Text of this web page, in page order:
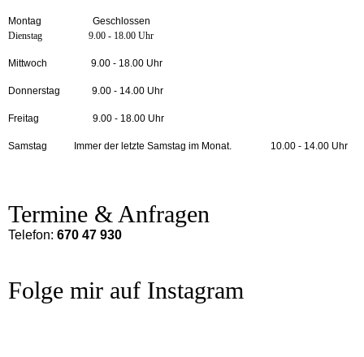
Montag Geschlossen
Dienstag 9.00 - 18.00 Uhr
Mittwoch 9.00 - 18.00 Uhr
Donnerstag 9.00 - 14.00 Uhr
Freitag 9.00 - 18.00 Uhr
Samstag Immer der letzte Samstag im Monat. 10.00 - 14.00 Uhr
Termine & Anfragen
Telefon: 670 47 930
Folge mir auf Instagram